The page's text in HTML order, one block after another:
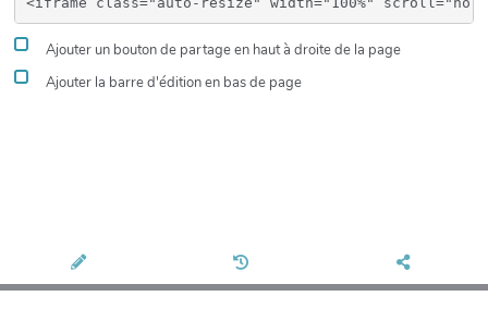
Ajouter un bouton de partage en haut à droite de la page
Ajouter la barre d'édition en bas de page